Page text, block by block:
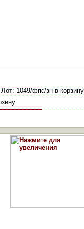
Лот: 1049/фпс/зн в корзину